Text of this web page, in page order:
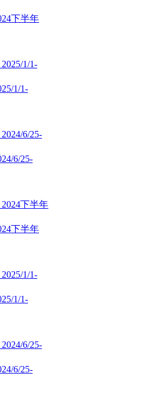
下半年
1/1-
6/25-
下半年
1/1-
6/25-